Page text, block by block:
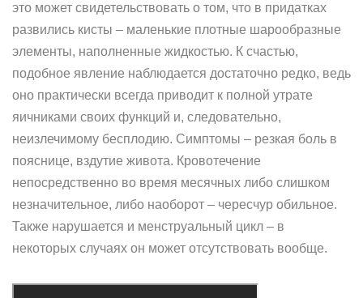
это может свидетельствовать о том, что в придатках
развились кисты – маленькие плотные шарообразные
элементы, наполненные жидкостью. К счастью,
подобное явление наблюдается достаточно редко, ведь
оно практически всегда приводит к полной утрате
яичниками своих функций и, следовательно,
неизлечимому бесплодию. Симптомы – резкая боль в
пояснице, вздутие живота. Кровотечение
непосредственно во время месячных либо слишком
незначительное, либо наоборот – чересчур обильное.
Также нарушается и менструальный цикл – в
некоторых случаях он может отсутствовать вообще.